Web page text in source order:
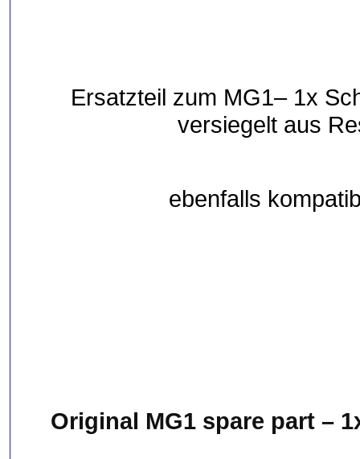
Ersatzteil zum MG1– 1x
versiegelt aus
ebenfalls
Original MG1 spare part –